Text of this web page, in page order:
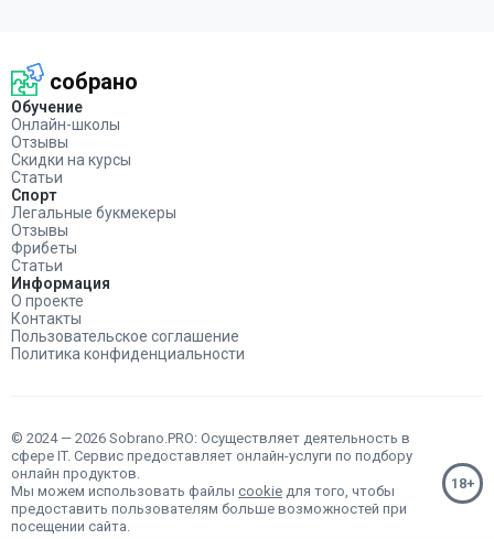
собрано
Обучение
Онлайн-школы
Отзывы
Скидки на курсы
Статьи
Спорт
Легальные букмекеры
Отзывы
Фрибеты
Статьи
Информация
О проекте
Контакты
Пользовательское соглашение
Политика конфиденциальности
© 2024 — 2026 Sobrano.PRO: Осуществляет деятельность в
сфере IT. Сервис предоставляет онлайн-услуги по подбору
онлайн продуктов.
Мы можем использовать файлы cookie для того, чтобы
предоставить пользователям больше возможностей при
посещении сайта.